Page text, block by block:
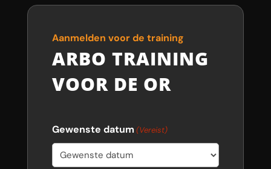
Aanmelden voor de training
ARBO TRAINING
VOOR DE OR
Gewenste datum (Vereist)